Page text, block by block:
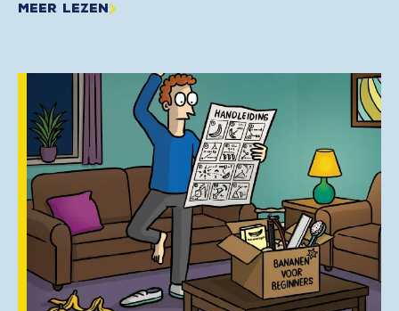
Meer lezen